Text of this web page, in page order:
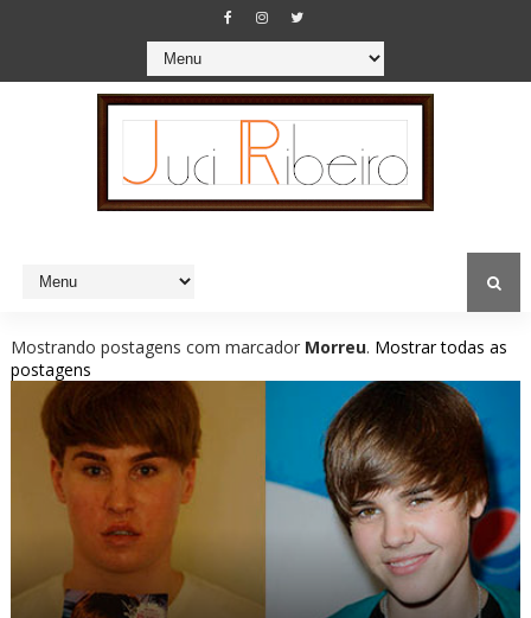
Mostrando postagens com marcador Morreu. Mostrar todas as
postagens